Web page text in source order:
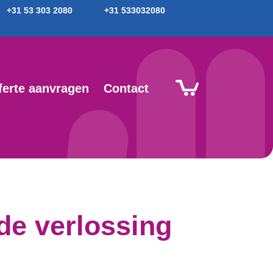
+31 53 303 2080 +31 533032080
aanvragen Contact
verlossing